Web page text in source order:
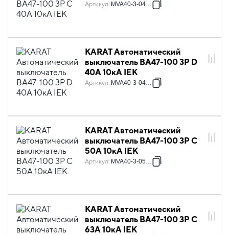
Артикул: MVA40-3-040-C
KARAT Автоматический
выключатель ВА47-100 3P D
40А 10кА IEK
Артикул: MVA40-3-040-D
KARAT Автоматический
выключатель ВА47-100 3P C
50А 10кА IEK
Артикул: MVA40-3-050-C
KARAT Автоматический
выключатель ВА47-100 3P C
63А 10кА IEK